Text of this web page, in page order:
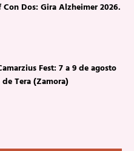
Dos: Gira Alzheimer 2026.
Fest: 7 a 9 de agosto
Tera (Zamora)